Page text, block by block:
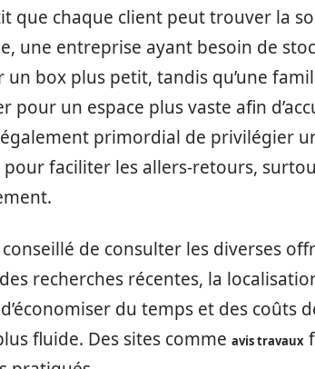
que chaque client peut trouver la
une entreprise ayant besoin de
box plus petit, tandis qu’une
pour un espace plus vaste afin
également primordial de privilégier
pour faciliter les allers-retours,
de consulter les diverses
recherches récentes, la
du temps et des coûts
fluide. Des sites comme avis travaux